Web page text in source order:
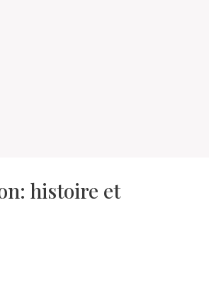
histoire et